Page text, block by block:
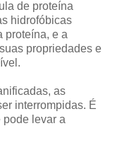
de proteína
hidrofóbicas
proteína, e a
propriedades e
as
interrompidas. É
levar a